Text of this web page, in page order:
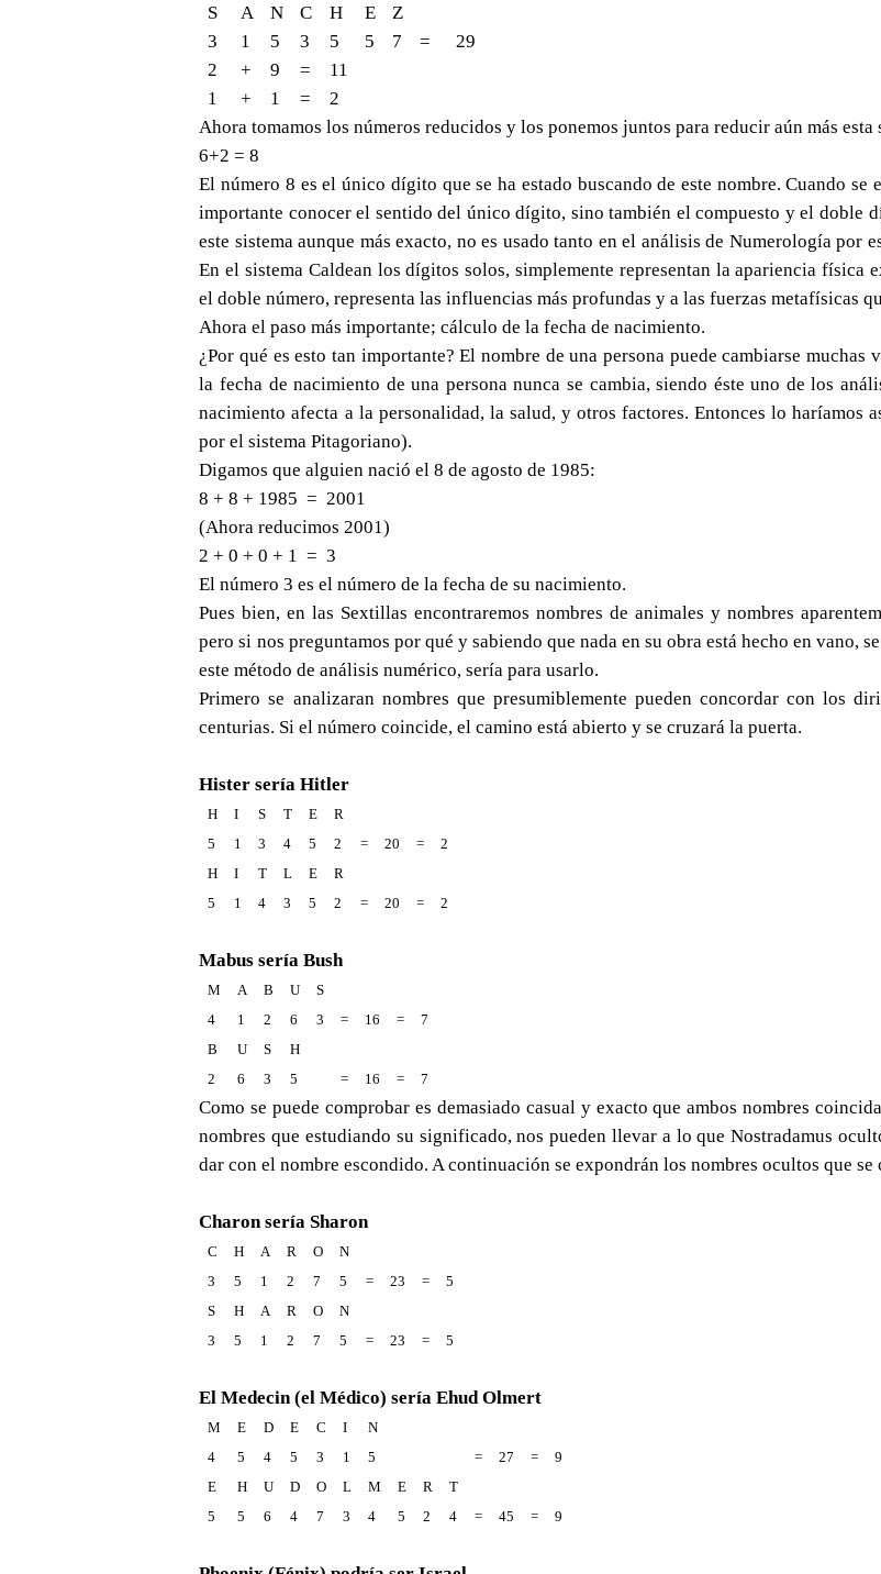
S
A N C H E
Z
3
1 5 3 5 5 7 =
29
2
+ 9 =
11
1
+ 1 =
2
Ahora tomamos los números reducidos y los ponemos juntos para reducir aún más
6+2 = 8
El número 8 es el único dígito que se ha estado buscando de este nombre. Cuando
importante conocer el sentido del único dígito, sino también el compuesto y el doble
este sistema aunque más exacto, no es usado tanto en el análisis de Numerología por
En el sistema Caldean los dígitos solos, simplemente representan la apariencia física
el doble número, representa las influencias más profundas y a las fuerzas metafísicas
Ahora el paso más importante; cálculo de la fecha de nacimiento.
¿Por qué es esto tan importante? El nombre de una persona puede cambiarse
la fecha de nacimiento de una persona nunca se cambia, siendo éste uno de los
nacimiento afecta a la personalidad, la salud, y otros factores. Entonces lo haríamos
por el sistema Pitagoriano).
Digamos que alguien nació el 8 de agosto de 1985:
8 + 8 + 1985 = 2001
(Ahora reducimos 2001)
2 + 0 + 0 + 1 = 3
El número 3 es el número de la fecha de su nacimiento.
Pues bien, en las Sextillas encontraremos nombres de animales y nombres
pero si nos preguntamos por qué y sabiendo que nada en su obra está hecho en vano,
este método de análisis numérico, sería para usarlo.
Primero se analizaran nombres que presumiblemente pueden concordar con los
centurias. Si el número coincide, el camino está abierto y se cruzará la puerta.
Hister sería Hitler
H I S T E
R
5
1 3 4 5 2 = 20 =
2
H
I T L E
R
5
1 4 3 5 2 = 20 = 2
Mabus sería Bush
M A B U
S
4
1 2 6 3 = 16 =
7
B
U S
H
2
6 3 5 = 16 = 7
Como se puede comprobar es demasiado casual y exacto que ambos nombres
nombres que estudiando su significado, nos pueden llevar a lo que Nostradamus
dar con el nombre escondido. A continuación se expondrán los nombres ocultos que
Charon sería Sharon
C H A R O
N
3
5 1 2 7 5 = 23 =
5
S
H A R O
N
3
5 1 2 7 5 = 23 = 5
El Medecin (el Médico) sería Ehud Olmert
M E D E C I
N
4
5 4 5 3 1 5 = 27 =
9
E
H U D O L M E R
T
5
5 6 4 7 3 4 5 2 4 = 45 = 9